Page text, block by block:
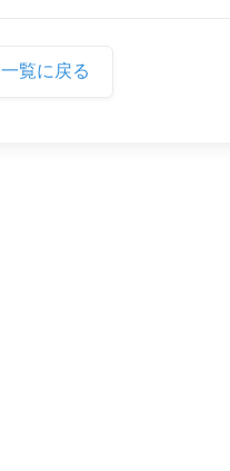
一覧に戻る